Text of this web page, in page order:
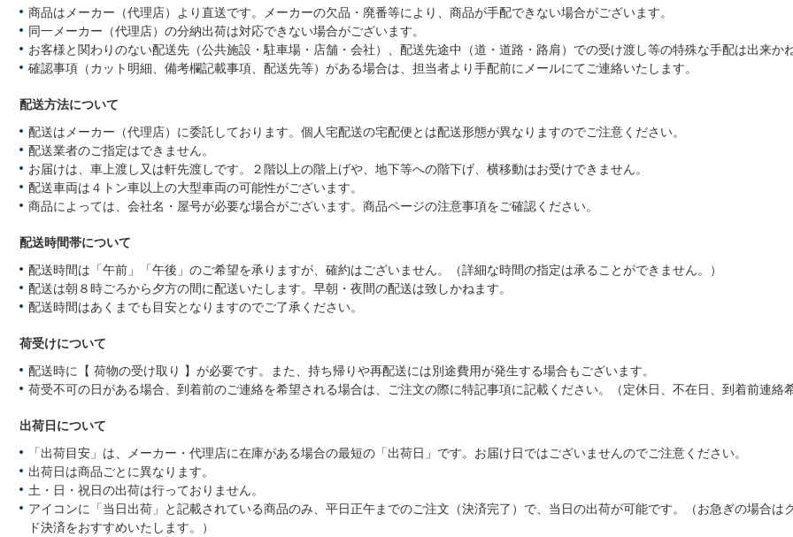
商品はメーカー（代理店）より直送です。メーカーの欠品・廃番等により、商品が手配できない場合がございます。
同一メーカー（代理店）の分納出荷は対応できない場合がございます。
お客様と関わりのない配送先（公共施設・駐車場・店舗・会社）、配送先途中（道・道路・路肩）での受け渡し等の特殊な手配は出来かね
確認事項（カット明細、備考欄記載事項、配送先等）がある場合は、担当者より手配前にメールにてご連絡いたします。
配送方法について
配送はメーカー（代理店）に委託しております。個人宅配送の宅配便とは配送形態が異なりますのでご注意ください。
配送業者のご指定はできません。
お届けは、車上渡し又は軒先渡しです。２階以上の階上げや、地下等への階下げ、横移動はお受けできません。
配送車両は４トン車以上の大型車両の可能性がございます。
商品によっては、会社名・屋号が必要な場合がございます。商品ページの注意事項をご確認ください。
配送時間帯について
配送時間は「午前」「午後」のご希望を承りますが、確約はございません。（詳細な時間の指定は承ることができません。）
配送は朝８時ごろから夕方の間に配送いたします。早朝・夜間の配送は致しかねます。
配送時間はあくまでも目安となりますのでご了承ください。
荷受けについて
配送時に【 荷物の受け取り 】が必要です。また、持ち帰りや再配送には別途費用が発生する場合もございます。
荷受不可の日がある場合、到着前のご連絡を希望される場合は、ご注文の際に特記事項に記載ください。（定休日、不在日、到着前連絡希
出荷日について
「出荷目安」は、メーカー・代理店に在庫がある場合の最短の「出荷日」です。お届け日ではございませんのでご注意ください。
出荷日は商品ごとに異なります。
土・日・祝日の出荷は行っておりません。
アイコンに「当日出荷」と記載されている商品のみ、平日正午までのご注文（決済完了）で、当日の出荷が可能です。（お急ぎの場合は
ド決済をおすすめいたします。）